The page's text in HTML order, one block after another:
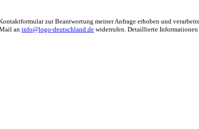
zur Beantwortung meiner Anfrage erhoben und
an info@logo-deutschland.de widerrufen. Detaillierte